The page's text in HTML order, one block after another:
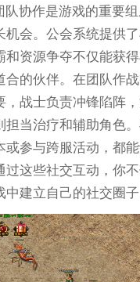
队协作是游戏的重要
机会。公会系统提供
和资源争夺不仅能获
合的伙伴。在团队作
，战士负责冲锋陷阵
担当治疗和辅助角色
或参与跨服活动，都
过这些社交互动，你
建立自己的社交圈子